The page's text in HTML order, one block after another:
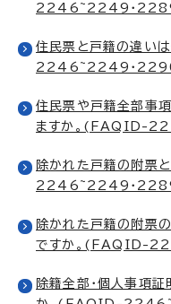
2246~2249・2289
住民票と戸籍の違い
2246~2249・2290
住民票や戸籍全部事項
ますか。(FAQID-
除かれた戸籍の附票
2246~2249・2289
除かれた戸籍の附票
ですか。(FAQID-
除籍全部・個人事項証